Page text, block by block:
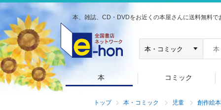
本、雑誌、CD・DVDをお近くの本屋さんに送料無料で
本 コミック
トップ 本・コミック 児童 創作絵本